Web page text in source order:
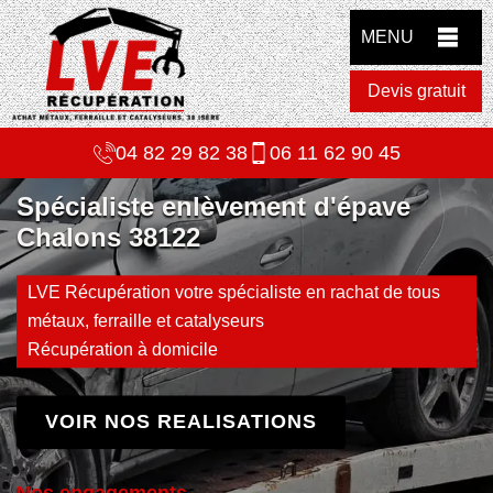
MENU
Devis gratuit
04 82 29 82 38 06 11 62 90 45
Spécialiste enlèvement d'épave
Chalons 38122
LVE Récupération votre spécialiste en rachat de tous
métaux, ferraille et catalyseurs
Récupération à domicile
VOIR NOS REALISATIONS